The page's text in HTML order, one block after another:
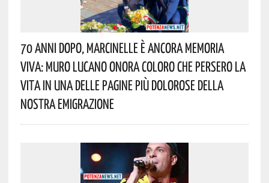
70 Anni Dopo, Marcinelle È Ancora Memoria
Viva: Muro Lucano Onora Coloro Che Persero La
Vita In Una Delle Pagine Più Dolorose Della
Nostra Emigrazione